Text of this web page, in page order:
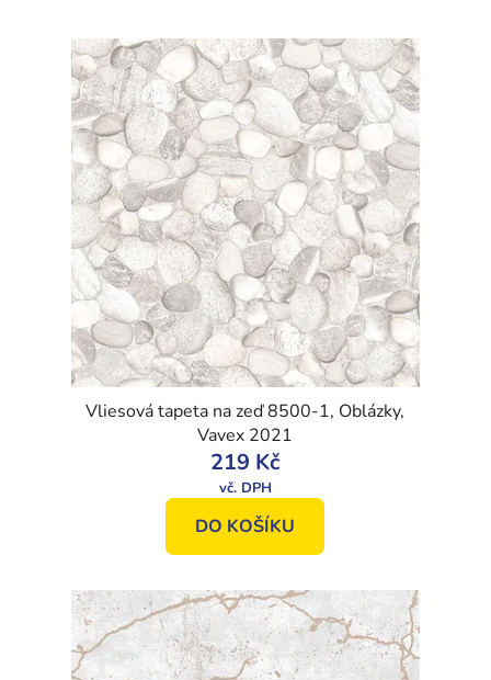
Vliesová tapeta na zeď 8500-1, Oblázky,
Vavex 2021
219 Kč
DO KOŠÍKU